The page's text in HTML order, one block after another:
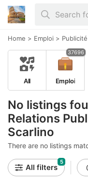
Home > Emploi >
No listings
Relations
Scarlino
There are no listings
All Emploi
37696
All filters
5